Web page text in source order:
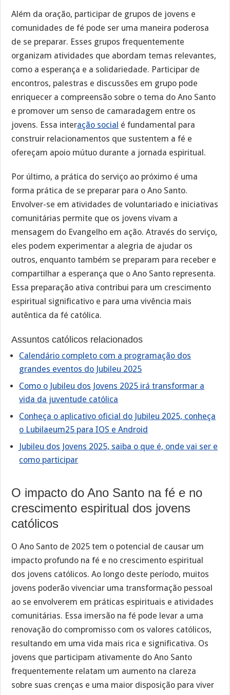
Além da oração, participar de grupos de jovens e
comunidades de fé pode ser uma maneira poderosa
de se preparar. Esses grupos frequentemente
organizam atividades que abordam temas relevantes,
como a esperança e a solidariedade. Participar de
encontros, palestras e discussões em grupo pode
enriquecer a compreensão sobre o tema do Ano Santo
e promover um senso de camaradagem entre os
jovens. Essa interação social é fundamental para
construir relacionamentos que sustentem a fé e
ofereçam apoio mútuo durante a jornada espiritual.
Por último, a prática do serviço ao próximo é uma
forma prática de se preparar para o Ano Santo.
Envolver-se em atividades de voluntariado e iniciativas
comunitárias permite que os jovens vivam a
mensagem do Evangelho em ação. Através do serviço,
eles podem experimentar a alegria de ajudar os
outros, enquanto também se preparam para receber e
compartilhar a esperança que o Ano Santo representa.
Essa preparação ativa contribui para um crescimento
espiritual significativo e para uma vivência mais
autêntica da fé católica.
Assuntos católicos relacionados
Calendário completo com a programação dos
grandes eventos do Jubileu 2025
Como o Jubileu dos Jovens 2025 irá transformar a
vida da juventude católica
Conheça o aplicativo oficial do Jubileu 2025, conheça
o Lubilaeum25 para IOS e Android
Jubileu dos Jovens 2025, saiba o que é, onde vai ser e
como participar
O impacto do Ano Santo na fé e no
crescimento espiritual dos jovens
católicos
O Ano Santo de 2025 tem o potencial de causar um
impacto profundo na fé e no crescimento espiritual
dos jovens católicos. Ao longo deste período, muitos
jovens poderão vivenciar uma transformação pessoal
ao se envolverem em práticas espirituais e atividades
comunitárias. Essa imersão na fé pode levar a uma
renovação do compromisso com os valores católicos,
resultando em uma vida mais rica e significativa. Os
jovens que participam ativamente do Ano Santo
frequentemente relatam um aumento na clareza
sobre suas crenças e uma maior disposição para viver